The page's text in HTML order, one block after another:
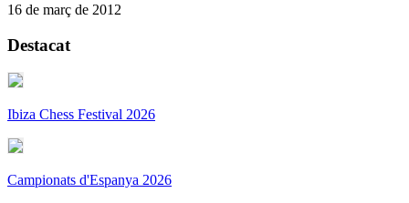
16 de març de 2012
Destacat
Ibiza Chess Festival 2026
Campionats d'Espanya 2026